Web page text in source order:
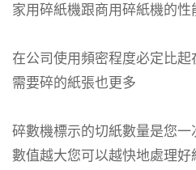
家用碎紙機跟商用碎紙機的性
在公司使用頻密程度必定比
需要碎的紙張也更多
碎數機標示的切紙數量是您一
數值越大您可以越快地處理好